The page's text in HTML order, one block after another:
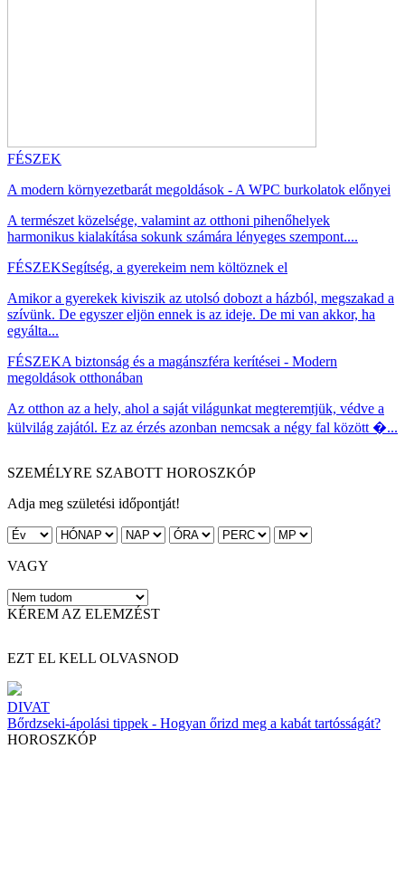
FÉSZEK
A modern környezetbarát megoldások - A WPC burkolatok előnyei
A természet közelsége, valamint az otthoni pihenőhelyek
harmonikus kialakítása sokunk számára lényeges szempont....
FÉSZEKSegítség, a gyerekeim nem költöznek el
Amikor a gyerekek kiviszik az utolsó dobozt a házból, megszakad a
szívünk. De egyszer eljön ennek is az ideje. De mi van akkor, ha
egyálta...
FÉSZEKA biztonság és a magánszféra kerítései - Modern
megoldások otthonában
Az otthon az a hely, ahol a saját világunkat megteremtjük, védve a
külvilág zajától. Ez az érzés azonban nemcsak a négy fal között �...
SZEMÉLYRE SZABOTT HOROSZKÓP
Adja meg születési időpontját!
VAGY
KÉREM AZ ELEMZÉST
EZT EL KELL OLVASNOD
DIVAT
Bőrdzseki-ápolási tippek - Hogyan őrizd meg a kabát tartósságát?
HOROSZKÓP